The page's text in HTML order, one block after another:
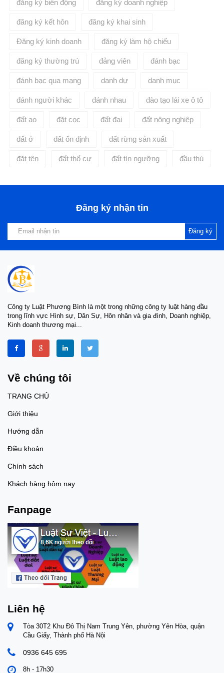
đăng ký biến động đăng ký doanh nghiệp
đăng ký kết hôn đăng ký khai sinh
Đăng ký kinh doanh đăng ký làm hộ chiếu
đăng ký thường trú đảng viên đánh bạc
đánh bạc qua mạng danh dự danh mục
đánh người khác đánh nhau đào tạo lái xe ô tô
đất ao đặt cọc đất đai đất nông nghiệp
đất ở đất ổn định đất rừng sản xuất
đặt tên đất thổ cư đất tín ngưỡng đầu thú
Đăng ký nhận tin
Đăng ký
Công ty Luật Phương Bình là một trong những công ty luật hàng đầu
trong lĩnh vực Hình sự, Dân Sự, Hôn nhân và gia đình, Doanh nghiệp,
Kinh doanh thương mại...
Về chúng tôi
TRANG CHỦ
Giới thiệu
Hướng dẫn
Điều khoản
Chính sách
Khách hàng hôm nay
Fanpage
Liên hệ
Tòa 30T2 Khu Đô Thị Nam Trung Yên, phường Yên Hòa, quận
Cầu Giấy, Thành phố Hà Nội
0936 645 695
8h - 17h30